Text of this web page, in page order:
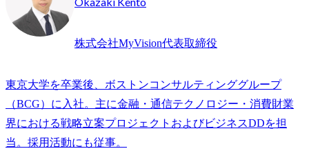
株式会社MyVision代表取締役
東京大学を卒業後、ボストンコンサルティンググループ
（BCG）に入社。主に金融・通信テクノロジー・消費財業
界における戦略立案プロジェクトおよびビジネスDDを担
当。採用活動にも従事。